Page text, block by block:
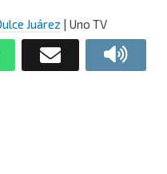
Juárez | Uno TV